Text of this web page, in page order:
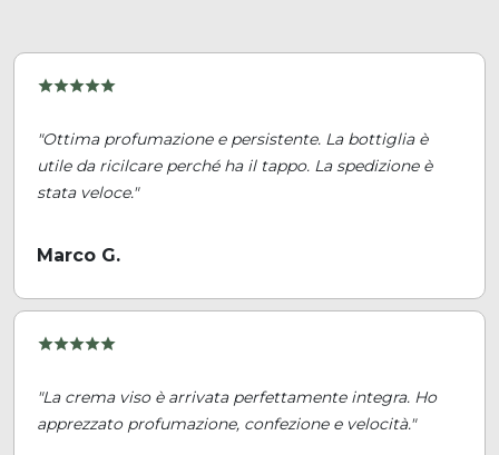
"Ottima profumazione e persistente. La bottiglia è
utile da ricilcare perché ha il tappo. La spedizione è
stata veloce."
Marco G.
"La crema viso è arrivata perfettamente integra. Ho
apprezzato profumazione, confezione e velocità."